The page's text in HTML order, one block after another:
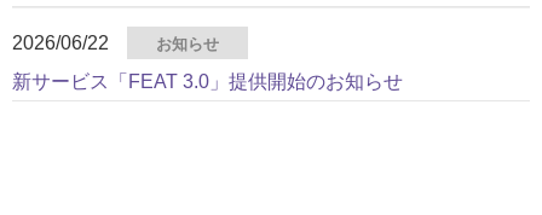
2026/06/22 お知らせ
新サービス「FEAT 3.0」提供開始のお知らせ